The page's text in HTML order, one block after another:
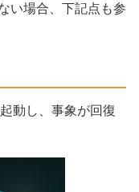
い場合、下記点も参
動し、事象が回復